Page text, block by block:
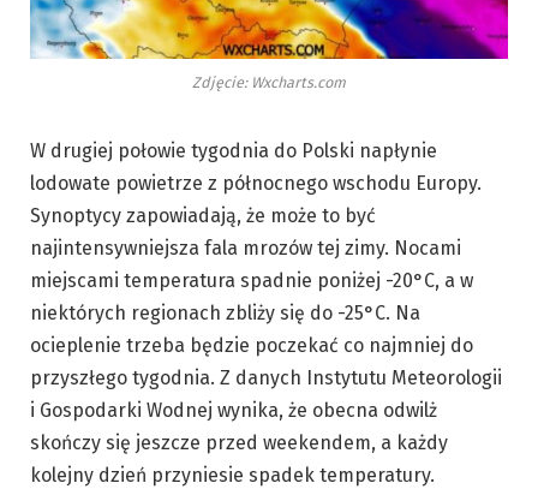
Zdjęcie: Wxcharts.com
W drugiej połowie tygodnia do Polski napłynie
lodowate powietrze z północnego wschodu Europy.
Synoptycy zapowiadają, że może to być
najintensywniejsza fala mrozów tej zimy. Nocami
miejscami temperatura spadnie poniżej -20°C, a w
niektórych regionach zbliży się do -25°C. Na
ocieplenie trzeba będzie poczekać co najmniej do
przyszłego tygodnia. Z danych Instytutu Meteorologii
i Gospodarki Wodnej wynika, że obecna odwilż
skończy się jeszcze przed weekendem, a każdy
kolejny dzień przyniesie spadek temperatury.